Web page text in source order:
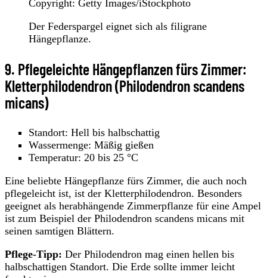
Copyright: Getty Images/iStockphoto
Der Federspargel eignet sich als filigrane
Hängepflanze.
9. Pflegeleichte Hängepflanzen fürs Zimmer:
Kletterphilodendron (Philodendron scandens
micans)
Standort: Hell bis halbschattig
Wassermenge: Mäßig gießen
Temperatur: 20 bis 25 °C
Eine beliebte Hängepflanze fürs Zimmer, die auch noch
pflegeleicht ist, ist der Kletterphilodendron. Besonders
geeignet als herabhängende Zimmerpflanze für eine Ampel
ist zum Beispiel der Philodendron scandens micans mit
seinen samtigen Blättern.
Pflege-Tipp: Der Philodendron mag einen hellen bis
halbschattigen Standort. Die Erde sollte immer leicht